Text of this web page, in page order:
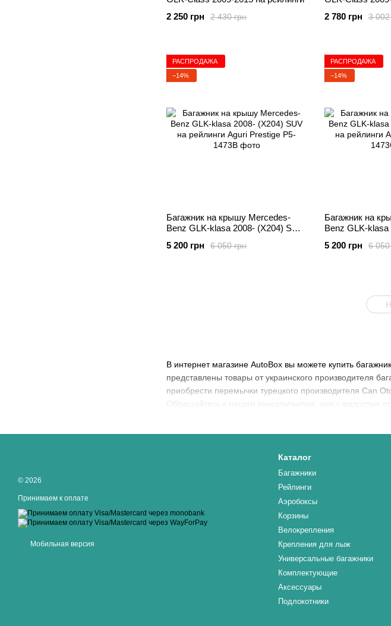
В интернет магазине AutoBox вы можете купить
представлены товары от украинского производителя
приобрести перемычки турецкого производителя Can
Обращайтесь к нашим консультантам, они с радостью
2 430 грн
2 250 грн 3 002
2 780 грн
РАСПРОДАЖА
−14%
Багажник на крышу Mercedes-
Benz GLK-klasa 2008- (X204) SUV
6 050 грн
5 200 грн
РАСПРОДАЖА
−14%
Багажник на
Benz GLK-klasa
6 050
5 200 грн
© 2026
Принимаем к оплате
Мобильная версия
Каталог
Багажники
Рейлинги
Аэробоксы
Корзины
Велокрепления
Крепления для лыж
Универсальные багажники
Комплектующие
Аксессуары
Подлокотники